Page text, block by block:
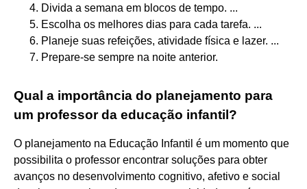
Divida a semana em blocos de tempo. ...
Escolha os melhores dias para cada tarefa. ...
Planeje suas refeições, atividade física e lazer. ...
Prepare-se sempre na noite anterior.
Qual a importância do planejamento para
um professor da educação infantil?
O planejamento na Educação Infantil é um momento que
possibilita o professor encontrar soluções para obter
avanços no desenvolvimento cognitivo, afetivo e social